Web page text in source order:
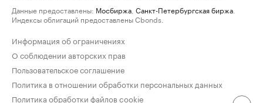
Данные предоставлены: Мосбиржа Санкт-Петербургская биржа
Индексы облигаций предоставлены Cbonds.
Информация об ограничениях
О соблюдении авторских прав
Пользовательское соглашение
Политика в отношении обработки персональных данных
Политика обработки файлов cookie